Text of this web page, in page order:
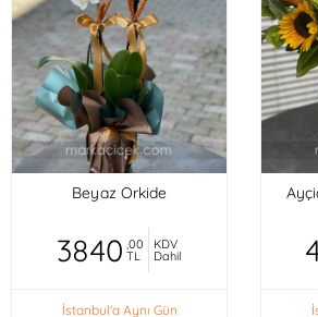
Beyaz Orkide
3840 ,00
TL
KDV
Dahil
İstanbul'a Aynı Gün